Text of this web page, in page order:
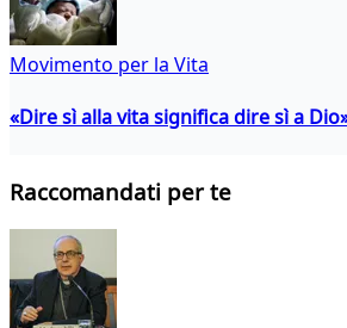
Movimento per la Vita
«Dire sì alla vita significa dire sì a
Raccomandati per te